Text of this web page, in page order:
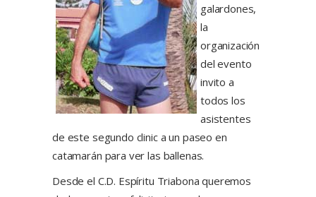
galardones,
la
organización
del evento
invito a
todos los
asistentes
de este segundo clinic a un paseo en
catamarán para ver las ballenas.
Desde el C.D. Espíritu Triabona queremos